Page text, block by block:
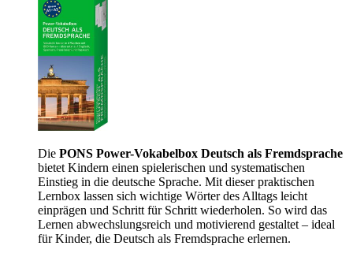
Die PONS Power-Vokabelbox Deutsch als Fremdsprache
bietet Kindern einen spielerischen und systematischen
Einstieg in die deutsche Sprache. Mit dieser praktischen
Lernbox lassen sich wichtige Wörter des Alltags leicht
einprägen und Schritt für Schritt wiederholen. So wird das
Lernen abwechslungsreich und motivierend gestaltet – ideal
für Kinder, die Deutsch als Fremdsprache erlernen.